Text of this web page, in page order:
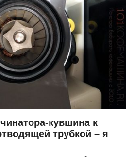
кувшина к
трубкой – я